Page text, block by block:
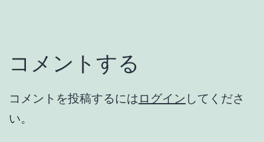
コメントする
コメントを投稿するには ログイン してくださ
い。